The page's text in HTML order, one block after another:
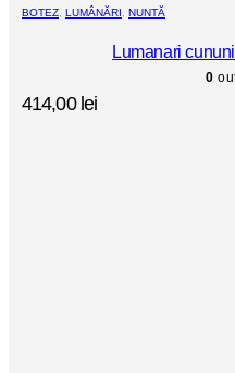
BOTEZ LUMÂNĂRI NUNTĂ
Lumanari
0
414,00 lei